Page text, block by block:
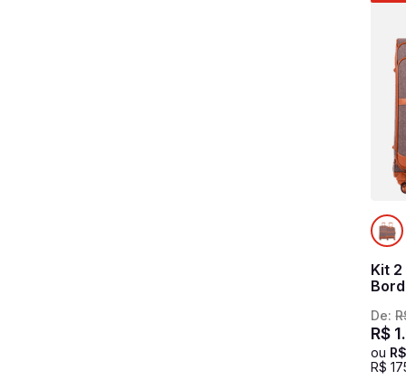
Kit 2
De:
R$ 1.
ou R$
R$